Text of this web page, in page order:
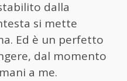
dalla
si mette
Ed è un perfetto
dal momento
a me.